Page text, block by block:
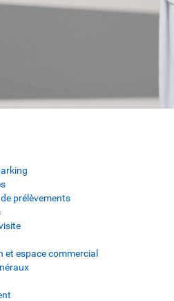
prélèvements
et espace commercial